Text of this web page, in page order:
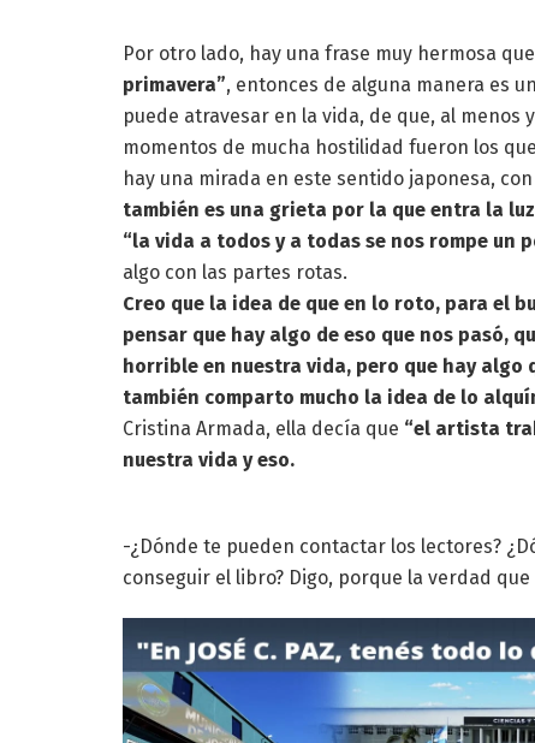
Por otro lado, hay una frase muy hermosa
primavera”, entonces de alguna manera es
puede atravesar en la vida, de que, al
momentos de mucha hostilidad fueron los
hay una mirada en este sentido japonesa,
también es una grieta por la que entra la
“la vida a todos y a todas se nos rompe un
algo con las partes rotas.
Creo que la idea de que en lo roto, para el
pensar que hay algo de eso que nos pasó,
horrible en nuestra vida, pero que hay algo
también comparto mucho la idea de lo
Cristina Armada, ella decía que “el artista
nuestra vida y eso.
-¿Dónde te pueden contactar los lectores?
conseguir el libro? Digo, porque la verdad